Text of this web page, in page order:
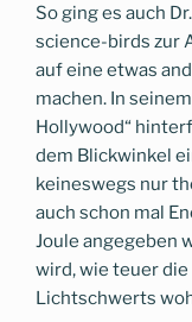
So ging es auch
science-birds zur
auf eine etwas
machen. In
Hollywood“
dem Blickwinkel
keineswegs nur
auch schon mal
Joule angegeben
wird, wie teuer
Lichtschwerts